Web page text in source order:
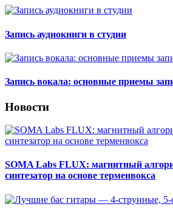
Запись аудиокниги в студии
Запись вокала: основные приемы
Новости
SOMA Labs FLUX: магнитный
синтезатор на основе терменвокса